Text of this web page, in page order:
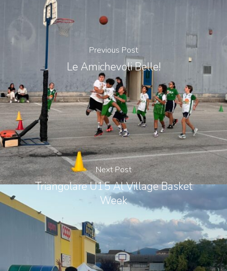
Previous Post
Le Amichevoli Belle!
Next Post
Triangolare U15 Al Village Basket
Week